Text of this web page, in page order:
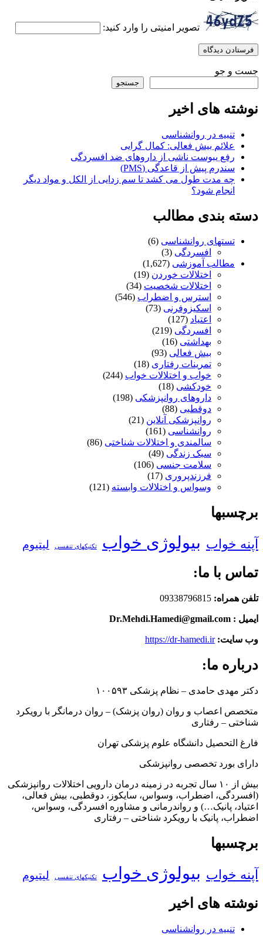
تصویر امنیتی را وارد کنید:
جست و جو
جستجو
نوشته های اخیر
تنبیه در روانشناسی
علائم بیش فعالی: کمال گرایی
رفع یبوست ناشی از داروهای ضد افسردگی
سندرم پیش از قاعدگی (PMS)
چه مدت طول می کشد تا سم زدایی از الکل و مواد دیگر
انجام شود؟
دسته بندی مطالب
تستهای روانشناسی (6)
افسردگی (3)
مطالب آموزشی (1,627)
اختلالات خوردن (19)
اختلالات شخصیت (34)
استرس و اضطراب (546)
اسکیزوفرنی (73)
اعتیاد (127)
افسردگی (219)
بهداشتی (16)
بیش فعالی (93)
تمرینات رفتاری (18)
خواب و اختلالات خواب (244)
خودکشی (18)
داروهای روانپزشکی (198)
دوقطبی (88)
روانپزشکی آنلاین (21)
روانشناسی (161)
سالمندی و اختلالات شناختی (86)
سبک زندگی (49)
سلامت جنسی (106)
فرزندپروری (17)
وسواس و اختلالات وابسته (121)
برچسبها
آپنه خواب بیولوژی خواب تکنیکهای تنفسی لیتیوم
تماس با ما:
تلفن همراه: 09338796815
ایمیل : Dr.Mehdi.Hamedi@gmail.com
وب سایت: https://dr-hamedi.ir
درباره ما:
دکتر مهدی حامدی – نظام پزشکی ۱۰۰۵۹۳
متخصص اعصاب و روان (روان پزشک) – روان درمانگر با رویکرد
شناختی – رفتاری
فارغ التحصیل دانشگاه علوم پزشکی تهران
دارای بورد تخصصی روانپزشکی
بیش از ۱۰ سال تجربه در زمینه درمان دارویی اختلالات روانپزشکی
(افسردگی، اضطراب، وسواس، سایکوز، دوقطبی، بیش فعالی،
اعتیاد، پانیک…) و رواندرمانی و مشاوره افسردگی، وسواس،
اضطراب، پانیک با رویکرد شناختی – رفتاری
برچسبها
آپنه خواب بیولوژی خواب تکنیکهای تنفسی لیتیوم
نوشته های اخیر
تنبیه در روانشناسی